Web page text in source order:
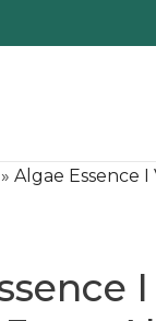
» Algae Essence I